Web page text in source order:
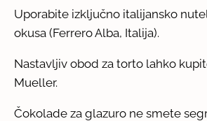
Uporabite izključno italijansko
okusa (Ferrero Alba, Italija).
Nastavljiv obod za torto lahko
Mueller.
Čokolade za glazuro ne smete